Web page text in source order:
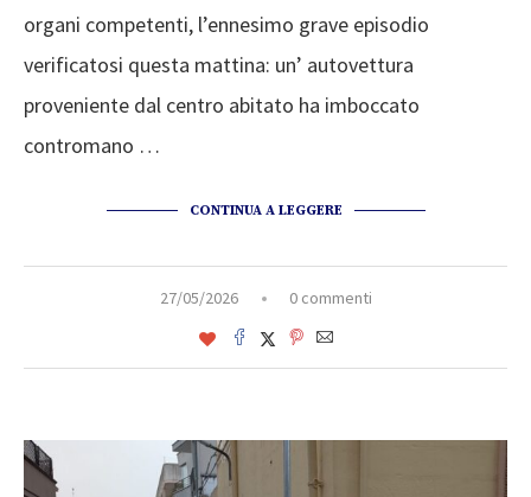
organi competenti, l’ennesimo grave episodio
verificatosi questa mattina: un’ autovettura
proveniente dal centro abitato ha imboccato
contromano …
CONTINUA A LEGGERE
27/05/2026 0 commenti